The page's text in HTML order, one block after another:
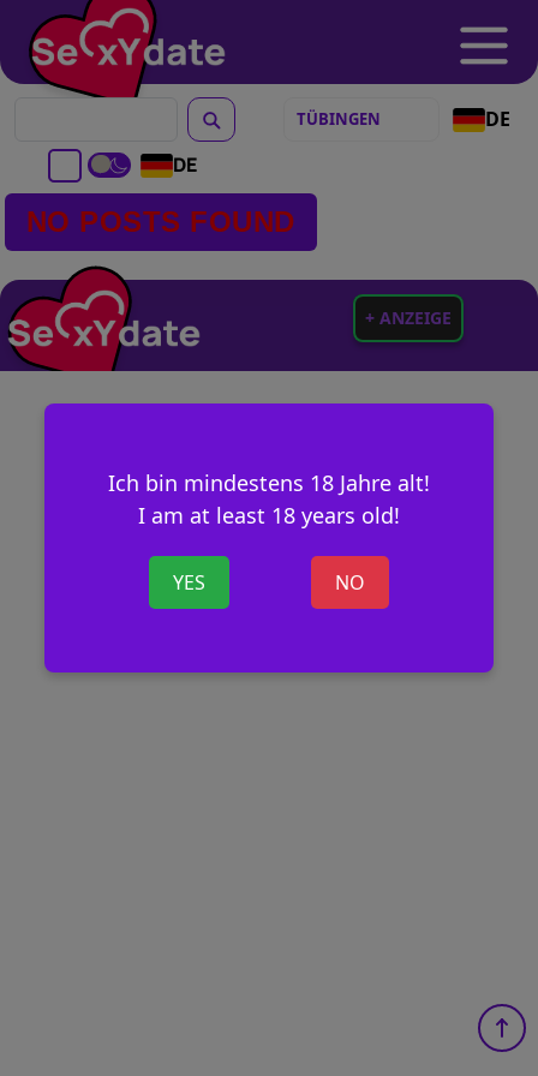
DE
DE
Ich bin mindestens 18 Jahre alt!
I am at least 18 years old!
YES NO
NO POSTS FOUND
+ ANZEIGE